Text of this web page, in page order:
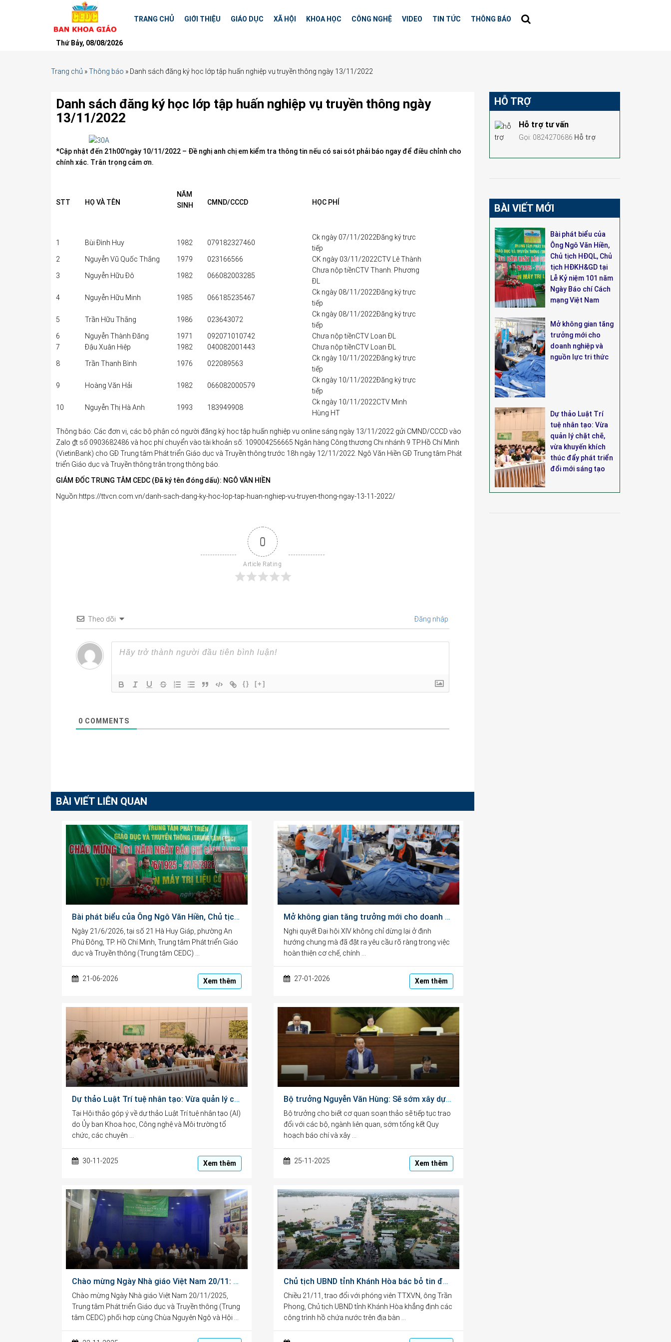
TRANG CHỦ GIỚI THIỆU GIÁO DỤC XÃ HỘI KHOA HỌC CÔNG NGHỆ VIDEO TIN TỨC THÔNG BÁO
Thứ Bảy, 08/08/2026
Trang chủ »Thông báo » Danh sách đăng ký học lớp tập huấn nghiệp vụ truyền thông ngày 13/11/2022
Danh sách đăng ký học lớp tập huấn nghiệp vụ truyền thông ngày
13/11/2022
*Cập nhật đến 21h00’ngày 10/11/2022 – Đề nghị anh chị em kiểm tra thông tin nếu có sai sót phải báo ngay để điều chỉnh cho
chính xác. Trân trọng cảm ơn.
STT HỌ VÀ TÊN
NĂM
SINH
CMND/CCCD HỌC PHÍ
1 Bùi Đình Huy 1982 079182327460
Ck ngày 07/11/2022Đăng ký trực
tiếp
2
Nguyễn Vũ Quốc Thắng 1979 023166566 CK ngày 03/11/2022CTV Lê Thành
3 Nguyễn Hữu Đô 1982 066082003285
Chưa nộp tiềnCTV Thanh. Phương
ĐL
4 Nguyễn Hữu Minh 1985 066185235467
Ck ngày 08/11/2022Đăng ký trực
tiếp
5 Trần Hữu Thắng 1986 023643072
Ck ngày 08/11/2022Đăng ký trực
tiếp
6
Nguyễn Thành Đăng 1971 092071010742
Chưa nộp tiềnCTV Loan ĐL
7
Đậu Xuân Hiệp 1982 040082001443 Chưa nộp tiềnCTV Loan ĐL
8 Trần Thanh Bình 1976 022089563
Ck ngày 10/11/2022Đăng ký trực
tiếp
9 Hoàng Văn Hải 1982 066082000579
Ck ngày 10/11/2022Đăng ký trực
tiếp
10 Nguyễn Thị Hà Anh 1993 183949908
Ck ngày 10/11/2022CTV Minh
Hùng HT
Thông báo: Các đơn vị, các bộ phận có người đăng ký học tập huấn nghiệp vụ online sáng ngày 13/11/2022 gửi CMND/CCCD vào
Zalo ₫t số 0903682486 và học phí chuyển vào tài khoản số: 109004256665 Ngân hàng Công thương Chi nhánh 9 TP.Hồ Chí Minh
(VietinBank) cho GĐ Trung tâm Phát triển Giáo dục và Truyền thông trước 18h ngày 12/11/2022. Ngô Văn Hiền GĐ Trung tâm Phát
triển Giáo dục và Truyền thông trân trọng thông báo.
GIÁM ĐỐC TRUNG TÂM CEDC (Đã ký tên đóng dấu): NGÔ VĂN HIỀN
Nguồn:https://ttvcn.com.vn/danh-sach-dang-ky-hoc-lop-tap-huan-nghiep-vu-truyen-thong-ngay-13-11-2022/
0
Article Rating
Theo dõi Đăng nhập
{} [+]
0 COMMENTS
BÀI VIẾT LIÊN QUAN
Bài phát biểu của Ông Ngô Văn Hiền, Chủ tịch HĐQL, Chủ tịch HĐKH&GD tại Lễ Kỷ niệm 101 năm Ngày Báo chí Cách mạng Việt Nam
Ngày 21/6/2026, tại số 21 Hà Huy Giáp, phường An
Phú Đông, TP. Hồ Chí Minh, Trung tâm Phát triển Giáo
dục và Truyền thông (Trung tâm CEDC) …
21-06-2026 Xem thêm
Mở không gian tăng trưởng mới cho doanh nghiệp và nguồn lực tri thức
Nghị quyết Đại hội XIV không chỉ dừng lại ở định
hướng chung mà đã đặt ra yêu cầu rõ ràng trong việc
hoàn thiện cơ chế, chính …
27-01-2026 Xem thêm
Dự thảo Luật Trí tuệ nhân tạo: Vừa quản lý chặt chẽ, vừa khuyến khích thúc đẩy phát triển đổi mới sáng tạo
Tại Hội thảo góp ý về dự thảo Luật Trí tuệ nhân tạo (AI)
do Ủy ban Khoa học, Công nghệ và Môi trường tổ
chức, các chuyên …
30-11-2025 Xem thêm
Bộ trưởng Nguyễn Văn Hùng: Sẽ sớm xây dựng chiến lược phát triển báo chí
Bộ trưởng cho biết cơ quan soạn thảo sẽ tiếp tục trao
đổi với các bộ, ngành liên quan, sớm tổng kết Quy
hoạch báo chí và xây …
25-11-2025 Xem thêm
Chào mừng Ngày Nhà giáo Việt Nam 20/11: Trung tâm CEDC tặng quà học sinh vượt khó hiếu học
Chào mừng Ngày Nhà giáo Việt Nam 20/11/2025,
Trung tâm Phát triển Giáo dục và Truyền thông (Trung
tâm CEDC) phối hợp cùng Chùa Nguyên Ngộ và Hội …
Chủ tịch UBND tỉnh Khánh Hòa bác bỏ tin đồn thất thiệt về vỡ đập hồ chứa nước
Chiều 21/11, trao đổi với phóng viên TTXVN, ông Trần
Phong, Chủ tịch UBND tỉnh Khánh Hòa khẳng định các
công trình hồ chứa nước trên địa bàn …
HỖ TRỢ
Hỗ trợ tư vấn
Gọi: 0824270686 Hỗ trợ
BÀI VIẾT MỚI
Bài phát biểu của
Ông Ngô Văn Hiền,
Chủ tịch HĐQL, Chủ
tịch HĐKH&GD tại
Lễ Kỷ niệm 101 năm
Ngày Báo chí Cách
mạng Việt Nam
Mở không gian tăng
trưởng mới cho
doanh nghiệp và
nguồn lực tri thức
Dự thảo Luật Trí
tuệ nhân tạo: Vừa
quản lý chặt chẽ,
vừa khuyến khích
thúc đẩy phát triển
đổi mới sáng tạo